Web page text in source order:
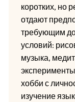
коротких, но
отдают
требующим
условий:
музыка,
хобби с
изучение